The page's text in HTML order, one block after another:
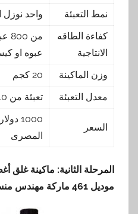
نمط التعبئة
واحد
كفاءة الطاقه
الانتاجية
عبوه او
وزن الماكينة
20 كجم
معدل التعبئة
تعبئة من 10 ملليلتر حتي 300 ملليلتر
السعر
1000
المصرى
المرحلة الثانية: ماكينة غلق
موديل 461 ماركة مهندس منسي